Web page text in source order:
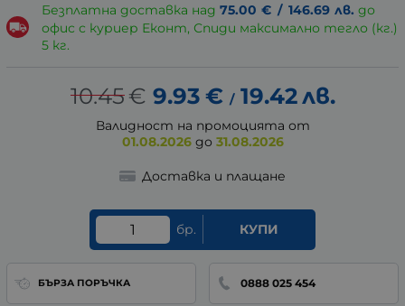
Безплатна доставка над 75.00 € / 146.69 лв. до
офис с куриер Еконт, Спиди максимално тегло (кг.)
5 кг.
10.45€ 9.93 € / 19.42лв.
Валидност на промоцията от
01.08.2026 до 31.08.2026
Доставка и плащане
бр. КУПИ
БЪРЗА ПОРЪЧКА 0888 025 454